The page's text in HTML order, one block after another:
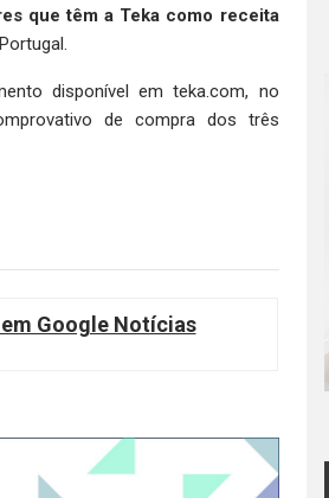
que têm a Teka como receita
disponível em teka.com, no
de compra dos três
Google Notícias